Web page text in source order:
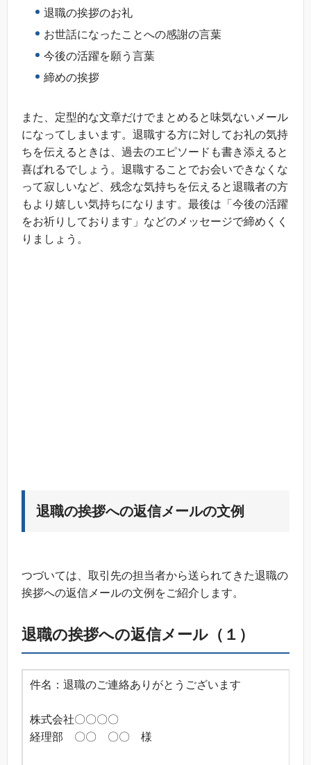
退職の挨拶のお礼
お世話になったことへの感謝の言葉
今後の活躍を願う言葉
締めの挨拶
また、定型的な文章だけでまとめると味気ないメール
になってしまいます。退職する方に対してお礼の気持
ちを伝えるときは、過去のエピソードも書き添えると
喜ばれるでしょう。退職することでお会いできなくな
って寂しいなど、残念な気持ちを伝えると退職者の方
もより嬉しい気持ちになります。最後は「今後の活躍
をお祈りしております」などのメッセージで締めくく
りましょう。
退職の挨拶への返信メールの文例
つづいては、取引先の担当者から送られてきた退職の
挨拶への返信メールの文例をご紹介します。
退職の挨拶への返信メール（１）
件名：退職のご連絡ありがとうございます
株式会社〇〇〇〇
経理部 〇〇 〇〇 様